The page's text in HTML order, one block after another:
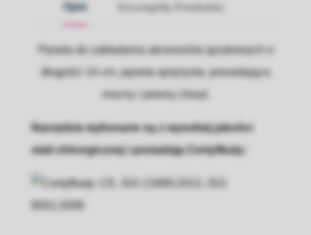
Opis Szczegóły Produktu
Pęseta do zakładania akcesoriów językowych o
długości 14 cm, pęseta sprężysta, posiadająca
mocny i pewny chwyt.
Narzędzia wykonane są z wysokiej jakości
stali chirurgicznej i posiadają Certyfikaty: